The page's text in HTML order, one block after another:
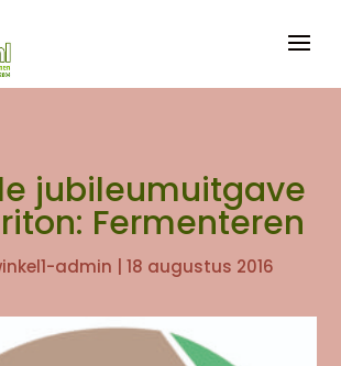
jubileumuitgave
Fermenteren
admin 18 augustus 2016